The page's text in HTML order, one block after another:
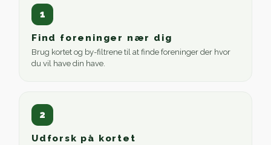
1
Find foreninger nær dig
Brug kortet og by-filtrene til at finde foreninger der hvor
du vil have din have.
2
Udforsk på kortet